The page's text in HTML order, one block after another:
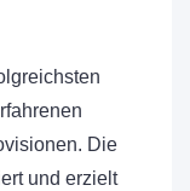
Die
und erzielt